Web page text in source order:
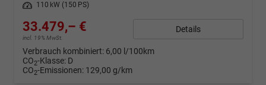
Leistung
110 kW (150 PS)
33.479,– €
incl. 19% MwSt.
Details
Verbrauch kombiniert: 6,00 l/100km
CO2-Klasse: D
CO2-Emissionen: 129,00 g/km